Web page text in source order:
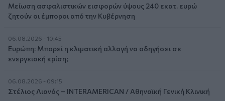
Μείωση ασφαλιστικών εισφορών ύψους 240 εκατ. ευρώ
ζητούν οι έμποροι από την Κυβέρνηση
06.08.2026 - 10:45
Ευρώπη: Μπορεί η κλιματική αλλαγή να οδηγήσει σε
ενεργειακή κρίση;
06.08.2026 - 09:15
Στέλιος Λιανός – INTERAMERICAN / Αθηναϊκή Γενική Κλινική